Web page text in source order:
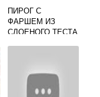
ПИРОГ С
ФАРШЕМ ИЗ
СЛОЕНОГО ТЕСТА